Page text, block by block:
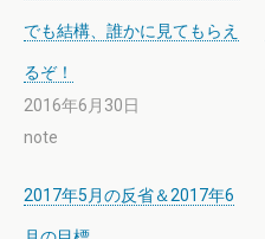
でも結構、誰かに見てもらえ
るぞ！
2016年6月30日
note
2017年5月の反省＆2017年6